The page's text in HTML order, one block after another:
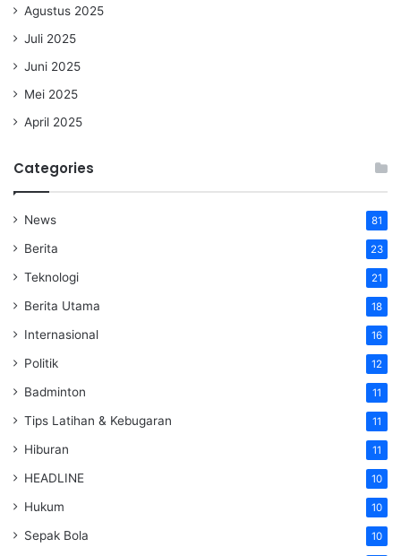
Agustus 2025
Juli 2025
Juni 2025
Mei 2025
April 2025
Categories
News 81
Berita 23
Teknologi 21
Berita Utama 18
Internasional 16
Politik 12
Badminton 11
Tips Latihan & Kebugaran 11
Hiburan 11
HEADLINE 10
Hukum 10
Sepak Bola 10